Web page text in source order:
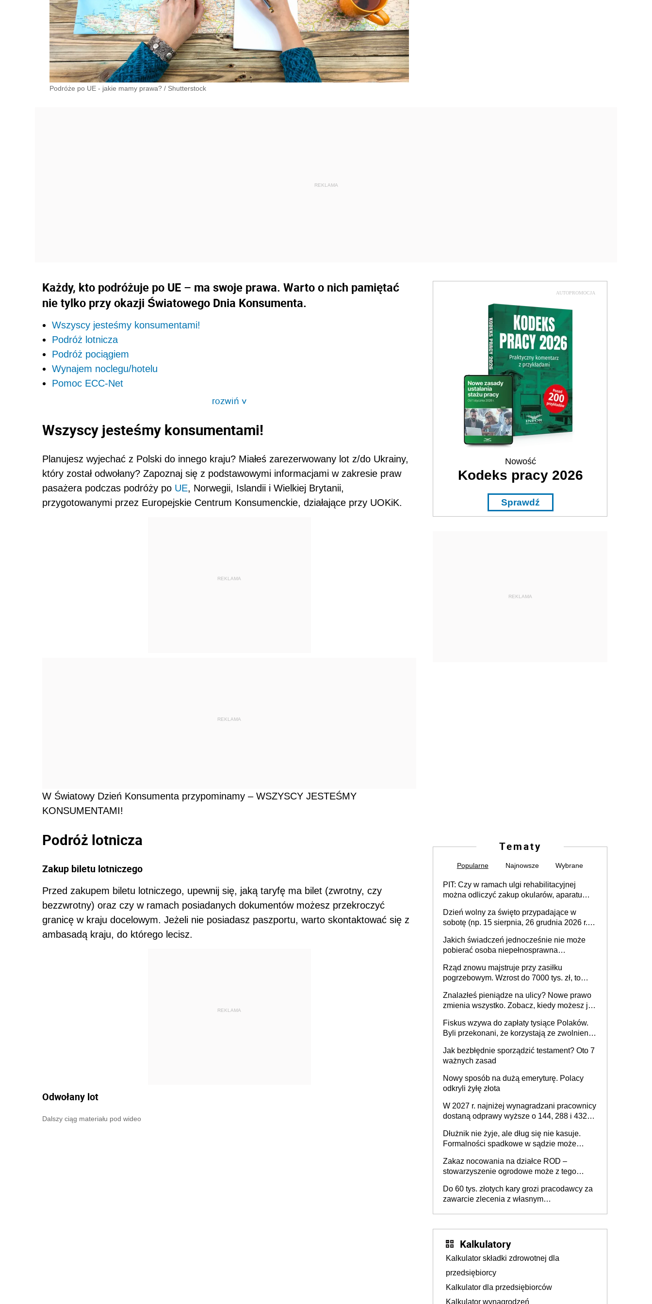
Podróże po UE - jakie mamy prawa? / Shutterstock
Każdy, kto podróżuje po UE – ma swoje prawa. Warto o nich pamiętać
nie tylko przy okazji Światowego Dnia Konsumenta.
Wszyscy jesteśmy konsumentami!
Podróż lotnicza
Podróż pociągiem
Wynajem noclegu/hotelu
Pomoc ECC-Net
rozwiń>
Wszyscy jesteśmy konsumentami!
Planujesz wyjechać z Polski do innego kraju? Miałeś zarezerwowany lot z/do Ukrainy,
który został odwołany? Zapoznaj się z podstawowymi informacjami w zakresie praw
pasażera podczas podróży po UE, Norwegii, Islandii i Wielkiej Brytanii,
przygotowanymi przez Europejskie Centrum Konsumenckie, działające przy UOKiK.
REKLAMA
REKLAMA
W Światowy Dzień Konsumenta przypominamy – WSZYSCY JESTEŚMY
KONSUMENTAMI!
Podróż lotnicza
Zakup biletu lotniczego
Przed zakupem biletu lotniczego, upewnij się, jaką taryfę ma bilet (zwrotny, czy
bezzwrotny) oraz czy w ramach posiadanych dokumentów możesz przekroczyć
granicę w kraju docelowym. Jeżeli nie posiadasz paszportu, warto skontaktować się z
ambasadą kraju, do którego lecisz.
REKLAMA
Odwołany lot
Dalszy ciąg materiału pod wideo
AUTOPROMOCJA
Nowość
Kodeks pracy 2026
Sprawdź
REKLAMA
Tematy
Popularne Najnowsze Wybrane
PIT: Czy w ramach ulgi rehabilitacyjnej
można odliczyć zakup okularów, aparatu
Dzień wolny za święto przypadające w
sobotę (np. 15 sierpnia, 26 grudnia 2026 r.) –
pracodawcy (sektor prywatny i administracja
publiczna), najczęstsze pytania
Jakich świadczeń jednocześnie nie może
pobierać osoba niepełnosprawna
Rząd znowu majstruje przy zasiłku
pogrzebowym. Wzrost do 7000 tys. zł, to
Znalazłeś pieniądze na ulicy? Nowe prawo
zmienia wszystko. Zobacz, kiedy możesz je
Fiskus wzywa do zapłaty tysiące Polaków.
Byli przekonani, że korzystają ze zwolnienia
Jak bezbłędnie sporządzić testament? Oto 7
ważnych zasad
Nowy sposób na dużą emeryturę. Polacy
odkryli żyłę złota
W 2027 r. najniżej wynagradzani pracownicy
dostaną odprawy wyższe o 144, 288 i 432
Dłużnik nie żyje, ale dług się nie kasuje.
Formalności spadkowe w sądzie może
zmarłego
Zakaz nocowania na działce ROD –
stowarzyszenie ogrodowe może z tego
działki (wypowiedzieć dzierżawę)?
Do 60 tys. złotych kary grozi pracodawcy za
zawarcie zlecenia z własnym
Kalkulatory
Kalkulator składki zdrowotnej dla
przedsiębiorcy
Kalkulator dla przedsiębiorców
Kalkulator wynagrodzeń